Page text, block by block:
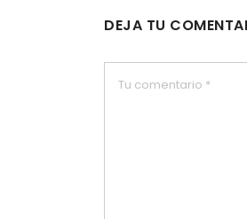
DEJA TU